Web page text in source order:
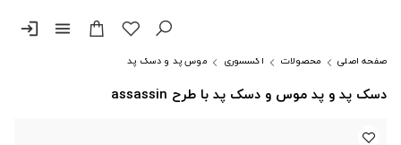
menu
login
صفحه اصلی محصولات اکسسوری موس پد و دسک پد
دسک پد و پد موس و دسک پد با طرح assassin